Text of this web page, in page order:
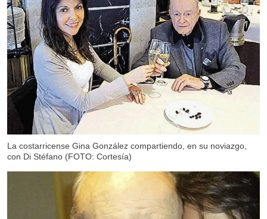
La costarricense Gina González compartiendo, en su noviazgo,
con Di Stéfano (FOTO: Cortesía)
X